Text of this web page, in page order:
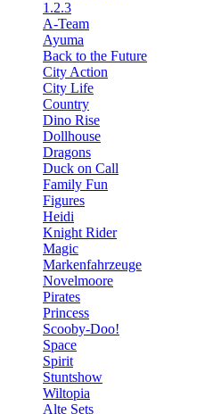
1.2.3
A-Team
Ayuma
Back to the Future
City Action
City Life
Country
Dino Rise
Dollhouse
Dragons
Duck on Call
Family Fun
Figures
Heidi
Knight Rider
Magic
Markenfahrzeuge
Novelmoore
Pirates
Princess
Scooby-Doo!
Space
Spirit
Stuntshow
Wiltopia
Alte Sets